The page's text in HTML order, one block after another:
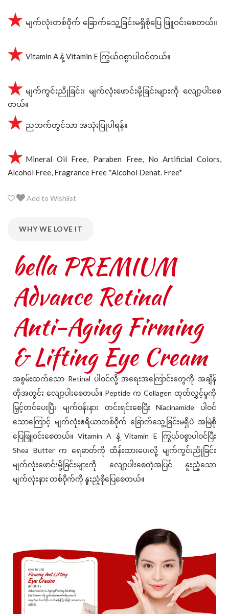
မျက်လုံးတစ်ဝိုက် ခြောက်သွေ့ခြင်းမရှိစိုပြေ ဖြူဝင်းစေတယ်။
Vitamin A နဲ့ Vitamin E ကြွယ်ဝစွာပါဝင်တယ်။
မျက်ကွင်းညိုခြင်း၊ မျက်လုံးဖောင်းမို့ခြင်းများကို လျော့ပါးစေ
တယ်။
ညဘက်တွင်သာ အသုံးပြုပါရန်။
Mineral Oil Free, Paraben Free, No Artificial Colors,
Alcohol Free, Fragrance Free *Alcohol Denat. Free*
Add to Wishlist
WHY WE LOVE IT
bella PREMIUM
Advance Retinal
Anti-Aging Firming
& Lifting Eye Cream
အစွမ်းထက်သော Retinal ပါဝင်လို့ အရေးအကြောင်းတွေကို အချိန်
တိုအတွင်း လျော့ပါးစေတယ်။ Peptide က Collagen ထုတ်လွှင့်မှုကို
မြှင့်တင်ပေးပြီး မျက်ဝန်းနား တင်းရင်းစေပြီး Niacinamide ပါဝင်
သောကြောင့် မျက်လုံးဧရိယာတစ်ဝိုက် ခြောက်သွေ့ခြင်းမရှိပဲ အမြဲစို
ပြေဖြူဝင်းစေတယ်။ Vitamin A နဲ့ Vitamin E ကြွယ်ဝစွာပါဝင်ပြီး
Shea Butter က ရေဓာတ်ကို ထိန်းထားပေးလို့ မျက်ကွင်းညိုခြင်း
မျက်လုံးဖောင်းမို့ခြင်းများကို လျော့ပါးစေတဲ့အပြင် နူးညံ့သော
မျက်လုံးနား တစ်ဝိုက်ကို နူးညံ့စိုပြေစေတယ်။